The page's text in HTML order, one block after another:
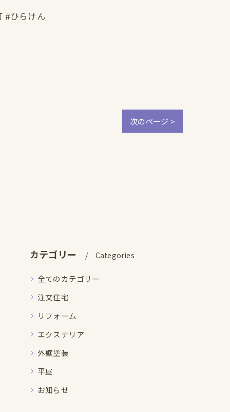
#ひらけん
次のページ >
カテゴリー Categories
全てのカテゴリー
注文住宅
リフォーム
エクステリア
外壁塗装
平屋
お知らせ